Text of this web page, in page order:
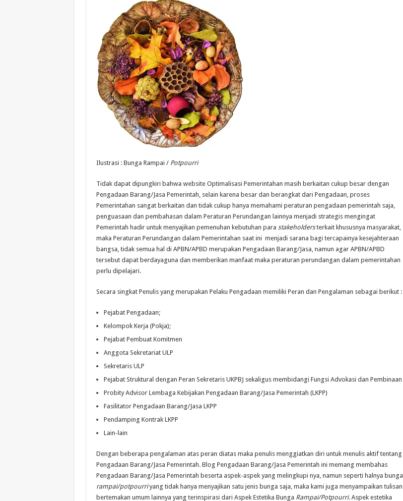
Ilustrasi : Bunga Rampai / Potpourri
Tidak dapat dipungkiri bahwa website Optimalisasi Pemerintahan masih berkaitan cukup besar dengan
Pengadaan Barang/Jasa Pemerintah, selain karena besar dan berangkat dari Pengadaan, proses
Pemerintahan sangat berkaitan dan tidak cukup hanya memahami peraturan pengadaan pemerintah saja,
penguasaan dan pembahasan dalam Peraturan Perundangan lainnya menjadi strategis mengingat
Pemerintah hadir untuk menyajikan pemenuhan kebutuhan para stakeholdersterkait khususnya masyarakat,
maka Peraturan Perundangan dalam Pemerintahan saat ini menjadi sarana bagi tercapainya kesejahteraan
bangsa, tidak semua hal di APBN/APBD merupakan Pengadaan Barang/Jasa, namun agar APBN/APBD
tersebut dapat berdayaguna dan memberikan manfaat maka peraturan perundangan dalam pemerintahan
perlu dipelajari.
Secara singkat Penulis yang merupakan Pelaku Pengadaan memiliki Peran dan Pengalaman sebagai berikut :
Pejabat Pengadaan;
Kelompok Kerja (Pokja);
Pejabat Pembuat Komitmen
Anggota Sekretariat ULP
Sekretaris ULP
Pejabat Struktural dengan Peran Sekretaris UKPBJ sekaligus membidangi Fungsi Advokasi dan Pembinaan
Probity Advisor Lembaga Kebijakan Pengadaan Barang/Jasa Pemerintah (LKPP)
Fasilitator Pengadaan Barang/Jasa LKPP
Pendamping Kontrak LKPP
Lain-lain
Dengan beberapa pengalaman atas peran diatas maka penulis menggiatkan diri untuk menulis aktif tentang
Pengadaan Barang/Jasa Pemerintah. Blog Pengadaan Barang/Jasa Pemerintah ini memang membahas
Pengadaan Barang/Jasa Pemerintah beserta aspek-aspek yang melingkupi nya, namun seperti halnya bunga
rampai/potpourriyang tidak hanya menyajikan satu jenis bunga saja, maka kami juga menyampaikan tulisan
bertemakan umum lainnya yang terinspirasi dari Aspek Estetika Bunga Rampai/Potpourri.Aspek estetika